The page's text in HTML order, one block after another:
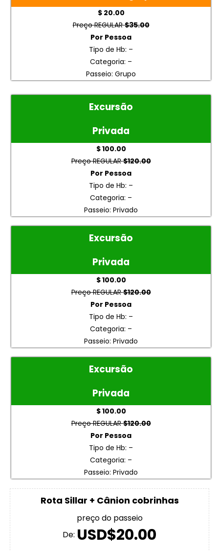
$ 20.00
Preço REGULAR$35.00
Por Pessoa
Tipo de Hb: –
Categoria: –
Passeio: Grupo
Excursão
Privada
$ 100.00
Preço REGULAR$120.00
Por Pessoa
Tipo de Hb: –
Categoria: –
Passeio: Privado
Excursão
Privada
$ 100.00
Preço REGULAR$120.00
Por Pessoa
Tipo de Hb: –
Categoria: –
Passeio: Privado
Excursão
Privada
$ 100.00
Preço REGULAR$120.00
Por Pessoa
Tipo de Hb: –
Categoria: –
Passeio: Privado
Rota Sillar + Cânion cobrinhas
preço do passeio
De: USD$20.00